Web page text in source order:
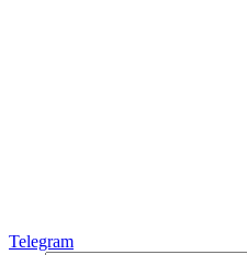
Telegram